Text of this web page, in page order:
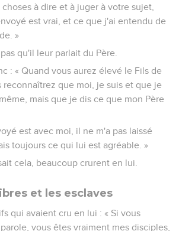
à dire et à juger à votre sujet,
est vrai, et ce que j'ai entendu de
»
qu'il leur parlait du Père.
: « Quand vous aurez élevé le Fils de
reconnaîtrez que moi, je suis et que je
mais que je dis ce que mon Père
est avec moi, il ne m'a pas laissé
toujours ce qui lui est agréable. »
cela, beaucoup crurent en lui.
et les esclaves
qui avaient cru en lui : « Si vous
vous êtes vraiment mes disciples,